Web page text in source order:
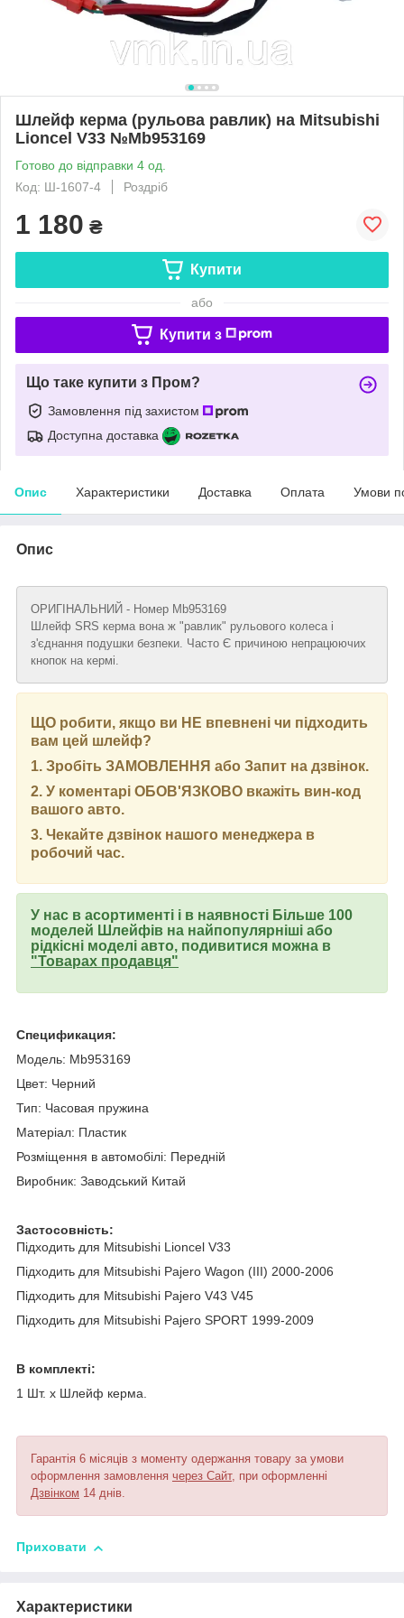
Шлейф керма (рульова равлик) на Mitsubishi
Lioncel V33 №Mb953169
Готово до відправки 4 од.
Код: Ш-1607-4
Роздріб
1 180 ₴
Купити
або
Купити з
Що таке купити з Пром?
Замовлення під захистом
Доступна доставка
Опис Характеристики Доставка Оплата Умови
Опис
ОРИГІНАЛЬНИЙ - Номер Mb953169
Шлейф SRS керма вона ж "равлик" рульового колеса і
з'єднання подушки безпеки. Часто Є причиною непрацюючих
кнопок на кермі.
ЩО робити, якщо ви НЕ впевнені чи підходить
вам цей шлейф?
1. Зробіть ЗАМОВЛЕННЯ або Запит на дзвінок.
2. У коментарі ОБОВ'ЯЗКОВО вкажіть вин-код
вашого авто.
3. Чекайте дзвінок нашого менеджера в
робочий час.
У нас в асортименті і в наявності Більше 100
моделей Шлейфів на найпопулярніші або
рідкісні моделі авто, подивитися можна в
"Товарах продавця"
Спецификация:
Модель: Mb953169
Цвет: Черний
Тип: Часовая пружина
Матеріал: Пластик
Розміщення в автомобілі: Передній
Виробник: Заводський Китай
Застосовність:
Підходить для Mitsubishi Lioncel V33
Підходить для Mitsubishi Pajero Wagon (III) 2000-2006
Підходить для Mitsubishi Pajero V43 V45
Підходить для Mitsubishi Pajero SPORT 1999-2009
В комплекті:
1 Шт. х Шлейф керма.
Гарантія 6 місяців з моменту одержання товару за умови
оформлення замовлення через Сайт, при оформленні
Дзвінком 14 днів.
Приховати
Характеристики